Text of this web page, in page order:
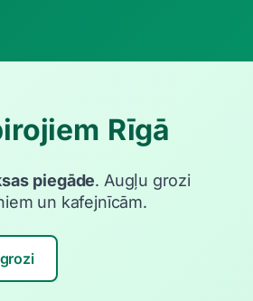
Rīgā
piegāde. Augļu grozi
un kafejnīcām.